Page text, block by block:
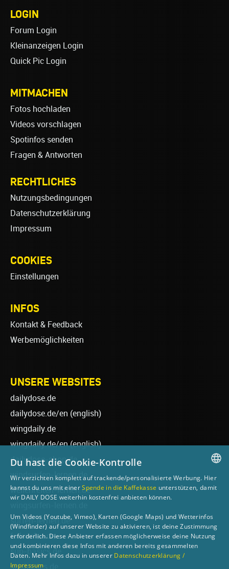
LOGIN
Forum Login
Kleinanzeigen Login
Quick Pic Login
MITMACHEN
Fotos hochladen
Videos vorschlagen
Spotinfos senden
Fragen & Antworten
RECHTLICHES
Nutzungsbedingungen
Datenschutzerklärung
Impressum
COOKIES
Einstellungen
INFOS
Kontakt & Feedback
Werbemöglichkeiten
UNSERE WEBSITES
dailydose.de
dailydose.de/en (english)
wingdaily.de
wingdaily.de/en(english)
dailydose-shop.de
windsurfen-lernen.de
wellenreiten-lernen.de
surfen-lernen.de
foilsurfen.de
sup-basics.de
ski-basics.de
GERMAN
Du hast die Cookie-Kontrolle
Wir verzichten komplett auf trackende/personalisierte Werbung. Hier
kannst du uns mit einerSpende in die Kaffekasse unterstützen, damit
wir DAILY DOSE weiterhin kostenfrei anbieten können.
Um Videos (Youtube, Vimeo), Karten (Google Maps) und Wetterinfos
(Windfinder) auf unserer Website zu aktivieren, ist deine Zustimmung
erforderlich. Diese Anbieter erfassen möglicherweise deine Nutzung
und kombinieren diese Infos mit anderen bereits gesammelten
Daten. Mehr Infos dazu in unserer Datenschutzerklärung /
Impressum